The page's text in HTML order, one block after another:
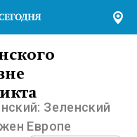
Зеленский
Европе